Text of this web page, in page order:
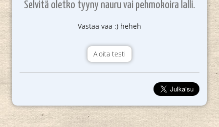
Selvitä oletko tyyny nauru vai pehmokoira lalli.
Vastaa vaa :) heheh
Aloita testi